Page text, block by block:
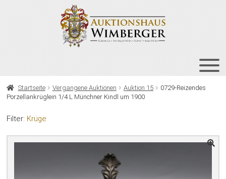
HOME
Startseite Vergangene Auktionen Auktion 15
0729-Reizendes
Porzellankrüglein 1/4 L Münchner Kindl um 1900
Filter: Krüge